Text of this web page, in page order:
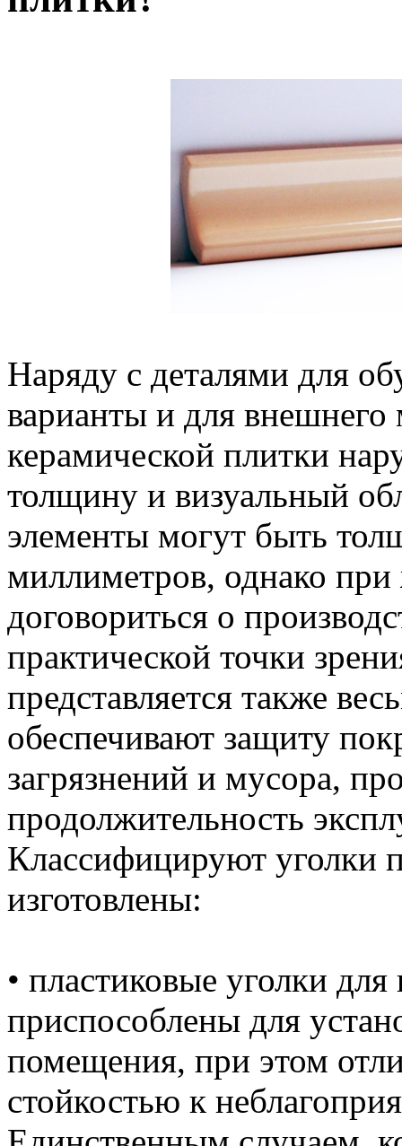
Наряду с деталями для
варианты и для
керамической плитки
толщину и визуальный
элементы могут быть
миллиметров, однако
договориться о
практической точки
представляется также
обеспечивают защиту
загрязнений и мусора,
продолжительность
Классифицируют уголки
изготовлены:
• пластиковые уголки
приспособлены для
помещения, при этом
стойкостью к